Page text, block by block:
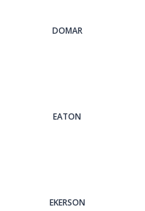
DOMAR
EATON
EKERSON